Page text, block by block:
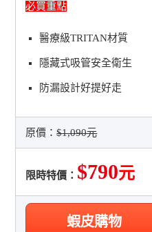
必買重點
醫療級TRITAN材質
隱藏式吸管安全衛生
防漏設計好提好走
原價：$1,090元
限時特價： $790元
蝦皮購物